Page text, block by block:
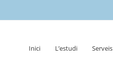
Inici L’estudi Serveis